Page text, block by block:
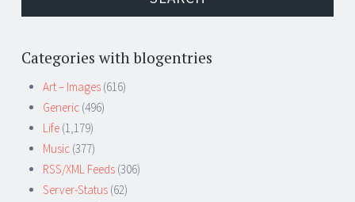
Categories with blogentries
Art – Images (616)
Generic (496)
Life (1,179)
Music (377)
RSS/XML Feeds (306)
Server-Status (62)